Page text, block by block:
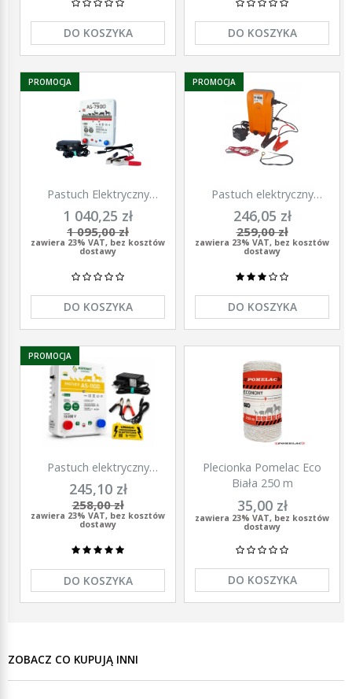
DO KOSZYKA DO KOSZYKA
Pastuch Elektryczny
Elektryzator uniwersalny
Pomelac AS-7900 7,9 Jula
1 040,25 zł
1 095,00 zł
zawiera 23% VAT, bez kosztów
dostawy
DO KOSZYKA
PROMOCJA
Pastuch elektryczny
elektryzator uniwersalny z
zasilaczem 9/12/230V
Unitra - U1000
246,05 zł
259,00 zł
zawiera 23% VAT, bez kosztów
dostawy
DO KOSZYKA
PROMOCJA
Pastuch elektryczny
polski elektryzator
uniwersalny Agronet AS-
1100 12V/230
245,10 zł
258,00 zł
zawiera 23% VAT, bez kosztów
dostawy
DO KOSZYKA
PROMOCJA
Plecionka Pomelac Eco
Biała 250 m
35,00 zł
zawiera 23% VAT, bez kosztów
dostawy
DO KOSZYKA
ZOBACZ CO KUPUJĄ INNI